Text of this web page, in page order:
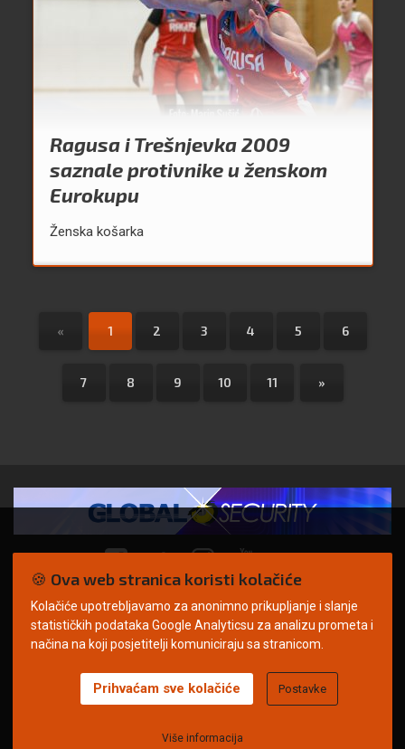
Ragusa i Trešnjevka 2009
saznale protivnike u ženskom
Eurokupu
Ženska košarka
« 1 2 3 4 5 6
7 8 9 10 11 »
© Copyright 2026. | ARILEO
Uvjeti korištenja Politika privatnosti
Impressum
🍪 Ova web stranica koristi kolačiće
Kolačiće upotrebljavamo za anonimno prikupljanje i slanje
statističkih podataka Google Analyticsu za analizu prometa i
načina na koji posjetitelji komuniciraju sa stranicom.
Više informacija
Prihvaćam sve kolačiće Postavke